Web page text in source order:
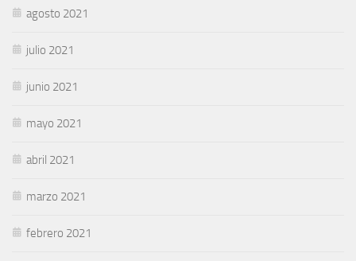
agosto 2021
julio 2021
junio 2021
mayo 2021
abril 2021
marzo 2021
febrero 2021